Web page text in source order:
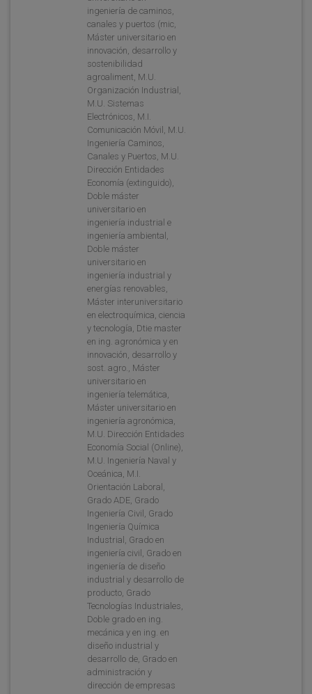
ingeniería de caminos,
canales y puertos (mic,
Máster universitario en
innovación, desarrollo y
sostenibilidad
agroaliment, M.U.
Organización Industrial,
M.U. Sistemas
Electrónicos, M.I.
Comunicación Móvil, M.U.
Ingeniería Caminos,
Canales y Puertos, M.U.
Dirección Entidades
Economía (extinguido),
Doble máster
universitario en
ingeniería industrial e
ingeniería ambiental,
Doble máster
universitario en
ingeniería industrial y
energías renovables,
Máster interuniversitario
en electroquímica, ciencia
y tecnología, Dtie master
en ing. agronómica y en
innovación, desarrollo y
sost. agro., Máster
universitario en
ingeniería telemática,
Máster universitario en
ingeniería agronómica,
M.U. Dirección Entidades
Economía Social (Online),
M.U. Ingeniería Naval y
Oceánica, M.I.
Orientación Laboral,
Grado ADE, Grado
Ingeniería Civil, Grado
Ingeniería Química
Industrial, Grado en
ingeniería civil, Grado en
ingeniería de diseño
industrial y desarrollo de
producto, Grado
Tecnologías Industriales,
Doble grado en ing.
mecánica y en ing. en
diseño industrial y
desarrollo de, Grado en
administración y
dirección de empresas